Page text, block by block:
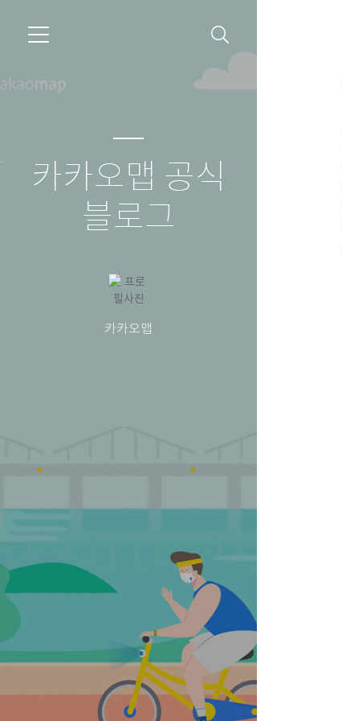
카카오맵 공식
블로그
카카오맵